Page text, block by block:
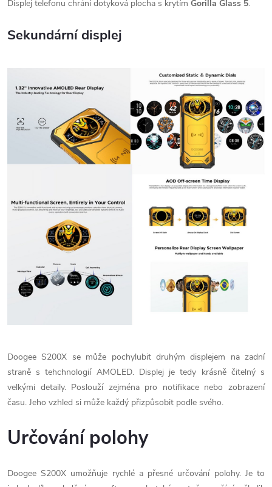
Displej telefonu chrání dotyková plocha s krytím Gorilla Glass 5.
Sekundární displej
Doogee S200X se může pochylubit druhým displejem na zadní
straně s tehchnologií AMOLED. Displej je tedy krásně čitelný s
velkými detaily. Poslouží zejména pro notifikace nebo zobrazení
času. Jeho vzhled si může každý přizpůsobit podle svého.
Určování polohy
Doogee S200X umožňuje rychlé a přesné určování polohy. Je to